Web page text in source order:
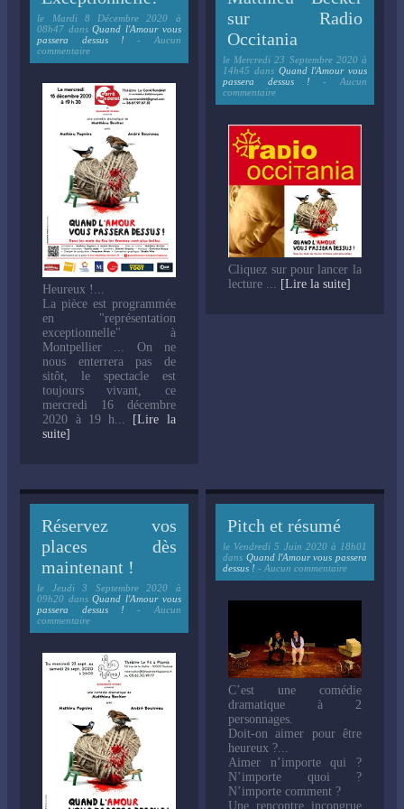
le
Mardi 8 Décembre 2020 à
08h47 dansQuand l'Amour vous
passera dessus ! - Aucun
commentaire
Heureux !...
La pièce est programmée
en "représentation
exceptionnelle" à
Montpellier ... On ne
nous enterrera pas de
sitôt, le spectacle est
toujours vivant, ce
mercredi 16 décembre
2020 à 19 h...
[Lire la
suite]
sur Radio
Occitania
le Mercredi 23 Septembre 2020 à
14h45 dans Quand l'Amour vous
passera dessus ! - Aucun
commentaire
Cliquez sur pour lancer la
lecture ... [Lire la suite]
Réservez vos
places dès
maintenant !
le Jeudi 3 Septembre 2020 à
09h20 dansQuand l'Amour vous
passera dessus ! - Aucun
commentaire
Pitch et résumé
le Vendredi 5 Juin 2020 à 18h01
dans Quand l'Amour vous passera
dessus ! - Aucun commentaire
C’est une comédie
dramatique à 2
personnages.
Doit-on aimer pour être
heureux ?...
Aimer n’importe qui ?
N’importe quoi ?
N’importe comment ?
Une rencontre incongrue